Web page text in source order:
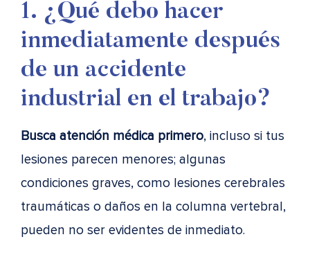
1. ¿Qué debo hacer
inmediatamente después
de un accidente
industrial en el trabajo?
Busca atención médica primero, incluso si tus
lesiones parecen menores; algunas
condiciones graves, como lesiones cerebrales
traumáticas o daños en la columna vertebral,
pueden no ser evidentes de inmediato.